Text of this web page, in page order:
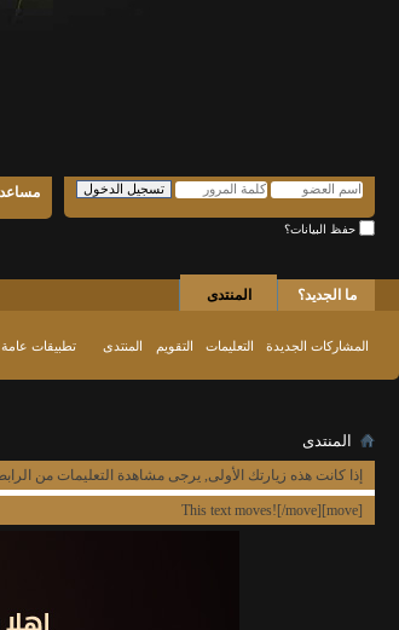
حفظ البيانات؟
ما الجديد؟ المنتدى
المشاركات الجديدة التعليمات التقويم المنتدى تطبيقات عامة
المنتدى
إذا كانت هذه زيارتك الأولى, يرجى مشاهدة التعليمات من
[move]This text moves![/move]